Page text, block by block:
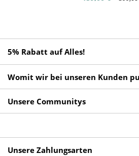
5% Rabatt auf Alles!
Womit wir bei unseren Kunden
Unsere Communitys
Unsere Zahlungsarten